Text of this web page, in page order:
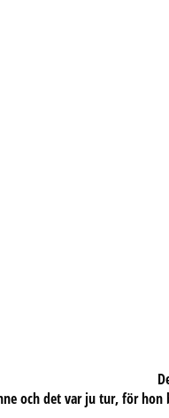
och det var ju tur, för